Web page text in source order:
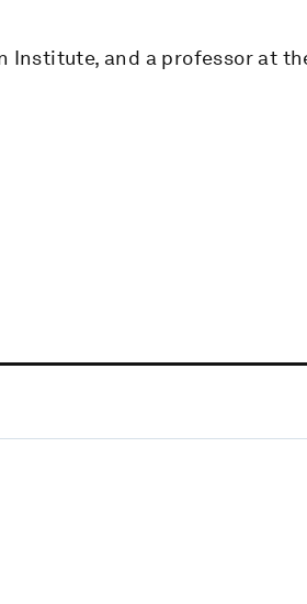
Institute, and a professor at